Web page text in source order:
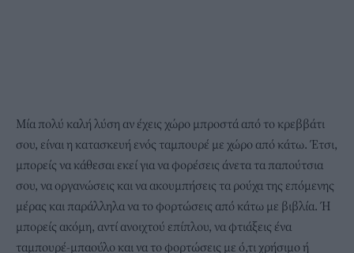
Μία πολύ καλή λύση αν έχεις χώρο μπροστά από το κρεββάτι
σου, είναι η κατασκευή ενός ταμπουρέ με χώρο από κάτω. Έτσι,
μπορείς να κάθεσαι εκεί για να φορέσεις άνετα τα παπούτσια
σου, να οργανώσεις και να ακουμπήσεις τα ρούχα της επόμενης
μέρας και παράλληλα να το φορτώσεις από κάτω με βιβλία. Ή
μπορείς ακόμη, αντί ανοιχτού επίπλου, να φτιάξεις ένα
ταμπουρέ-μπαούλο και να το φορτώσεις με ό,τι χρήσιμο ή